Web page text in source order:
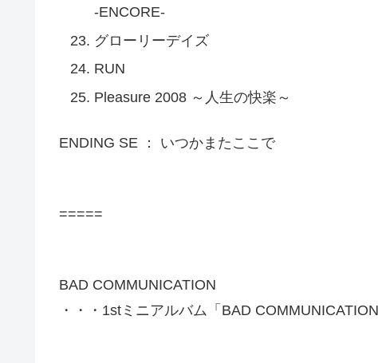
-ENCORE-
グローリーデイズ
RUN
Pleasure 2008 ～人生の快楽～
ENDING SE ： いつかまたここで
=====
BAD COMMUNICATION
・・・1stミニアルバム「BAD